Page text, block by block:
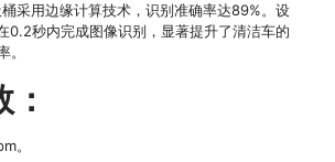
采用边缘计算技术，识别准确率达89%。设
0.2秒内完成图像识别，显著提升了清洁车的
。
。